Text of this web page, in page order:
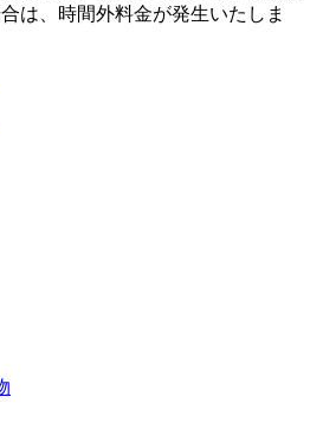
は、時間外料金が発生いたしま